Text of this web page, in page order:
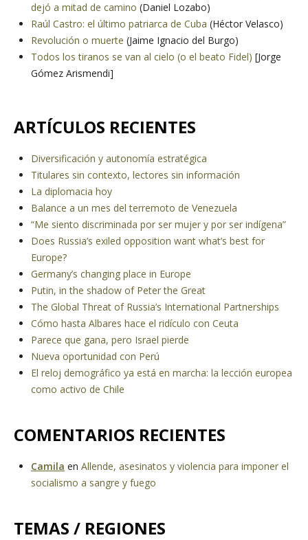
dejó a mitad de camino (Daniel Lozabo)
Raúl Castro: el último patriarca de Cuba (Héctor Velasco)
Revolución o muerte (Jaime Ignacio del Burgo)
Todos los tiranos se van al cielo (o el beato Fidel) [Jorge
Gómez Arismendi]
ARTÍCULOS RECIENTES
Diversificación y autonomía estratégica
Titulares sin contexto, lectores sin información
La diplomacia hoy
Balance a un mes del terremoto de Venezuela
“Me siento discriminada por ser mujer y por ser indígena”
Does Russia’s exiled opposition want what’s best for
Europe?
Germany’s changing place in Europe
Putin, in the shadow of Peter the Great
The Global Threat of Russia’s International Partnerships
Cómo hasta Albares hace el ridículo con Ceuta
Parece que gana, pero Israel pierde
Nueva oportunidad con Perú
El reloj demográfico ya está en marcha: la lección europea
como activo de Chile
COMENTARIOS RECIENTES
Camila en Allende, asesinatos y violencia para imponer el
socialismo a sangre y fuego
TEMAS / REGIONES